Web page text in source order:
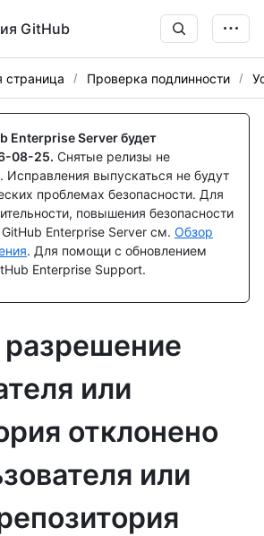
GitHub
Проверка подлинности
Enterprise Server будет
08-25. Снятые релизы не
выпускаться не будут
проблемах безопасности. Для
повышения безопасности
Enterprise Server см. Обзор
. Для помощи с обновлением
Enterprise Support.
или
отклонено
или